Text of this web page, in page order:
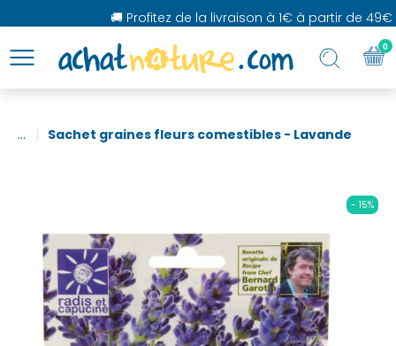
🚚 Profitez de la livraison à 1€ à partir de 49€
... Sachet graines fleurs comestibles - Lavande
- 15%
0